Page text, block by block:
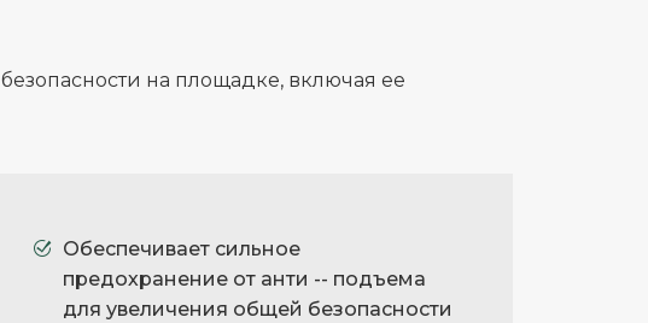
на площадке, включая ее
Обеспечивает сильное
предохранение от анти -- подъема
для увеличения общей безопасности